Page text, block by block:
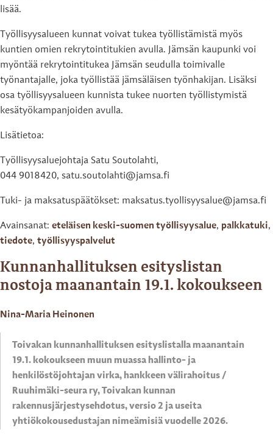
lisää.
Työllisyysalueen kunnat voivat tukea työllistämistä myös
kuntien omien rekrytointitukien avulla. Jämsän kaupunki voi
myöntää rekrytointitukea Jämsän seudulla toimivalle
työnantajalle, joka työllistää jämsäläisen työnhakijan. Lisäksi
osa työllisyysalueen kunnista tukee nuorten työllistymistä
kesätyökampanjoiden avulla.
Lisätietoa:
Työllisyysaluejohtaja Satu Soutolahti,
044 9018420, satu.soutolahti@jamsa.fi
Tuki- ja maksatuspäätökset: maksatus.tyollisyysalue@jamsa.fi
Avainsanat: eteläisen keski-suomen työllisyysalue, palkkatuki,
tiedote, työllisyyspalvelut
Kunnanhallituksen esityslistan
nostoja maanantain 19.1. kokoukseen
Nina-Maria Heinonen
Toivakan kunnanhallituksen esityslistalla maanantain
19.1. kokoukseen muun muassa hallinto- ja
henkilöstöjohtajan virka, hankkeen välirahoitus /
Ruuhimäki-seura ry, Toivakan kunnan
rakennusjärjestysehdotus, versio 2 ja useita
yhtiökokousedustajan nimeämisiä vuodelle 2026.